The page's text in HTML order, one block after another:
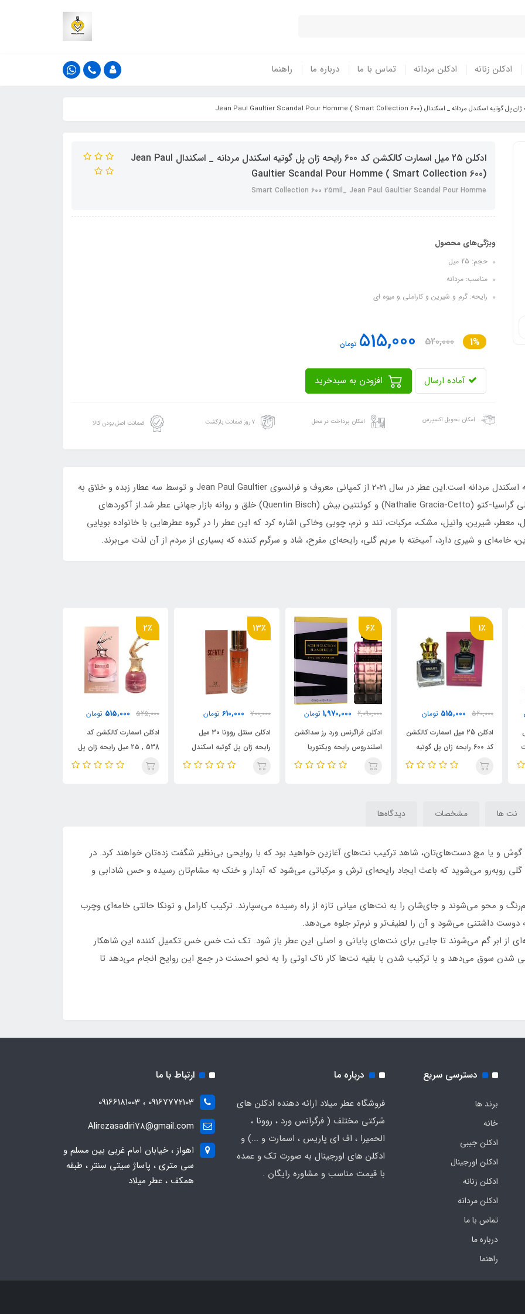
ادکلن زنانه ادکلن مردانه تماس با ما درباره ما راهنما
ادکلن 25 میل اسمارت کالکشن کد 600 رایحه ژان پل گوتیه اسکندل مردانه _ اسکندال Jean Paul
Gaultier Scandal Pour Homme ( Smart Collection 600)
Smart Collection 600 25mil_ Jean Paul Gaultier Scandal Pour Homme
ویژگی‌های محصول
حجم: 25 میل
مناسب: مردانه
رایحه: گرم و شیرین و کاراملی و میوه ای
1%
520,000
515,000 تومان
آماده ارسال
امکان تحویل اکسپرس امکان پرداخت در محل ۷ روز ضمانت بازگشت ضمانت اصل بودن کالا
عطر 25 میل اسمارت کالکشن کد 600 مشابه پل گوتیه اسکندل مردانه است.این عطر در سال 2021 از کمپانی معروف و فرانسوی Jean Paul Gaultier و توسط سه عطار زبده و خلاق به
نام‌های کریستف رینود (Christophe Raynaud)، ناتالی گراسیا-کتو (Nathalie Gracia-Cetto) و کوئنتین بیش (Quentin Bisch) خلق و روانه بازار جهانی عطر شد.از آکورد‌های
معطر، شیرین، وانیل، مشک، مرکبات، تند و نرم، چوبی وخاکی اشاره کرد که این عطر را در گروه عطرهایی با خانواده بویایی
خامه‌ای و شیری دارد، آمیخته با مریم گلی، رایحه‌ای مفرح، شاد و سرگرم کننده که بسیاری از مردم از آن لذت می‌برند.
6٪
2,090,000
1,970,000 تومان
ادکلن فراگرنس ورد رز سداکشن
اسلندروس رایحه ویکتوریا
سکرت اسکندلوس ،
13٪
700,000
610,000 تومان
ادکلن سنتل روونا 30 میل
رایحه ژان پل گوتیه اسکندل
زنانه ،_ اسکندال
2٪
525,000
515,000 تومان
ادکلن اسمارت کالکشن کد
538 , ۲۵ میل رایحه ژان پل
گوتیه اسکندل_ اسکندال
24٪
3,165,000
2,415,000 تومان
ادکلن زنانه الحمبرا مدل سو
کاندید رایحه ژان پل گوتیه سو
اسکندل_ اسکندال ( So
نت ها مشخصات دیدگاه‌ها
گوش و یا مچ دست‌های‌تان، شاهد ترکیب نت‌های آغازین خواهید بود که با روایحی بی‌نظیر شگفت زده‌تان خواهند کرد. در
گلی روبه‌رو می‌شوید که باعث ایجاد رایحه‌ای ترش و مرکباتی می‌شود که آبدار و خنک به مشام‌تان رسیده و حس شادابی و
و محو می‌شوند و جای‌شان را به نت‌های میانی تازه از راه رسیده می‌سپارند. ترکیب کارامل و تونکا حالتی خامه‌ای وچرب
دوست داشتنی می‌شود و آن را لطیف‌تر و نرم‌تر جلوه می‌دهد.
از ابر گم می‌شوند تا جایی برای نت‌های پایانی و اصلی این عطر باز شود. تک نت خس خس تکمیل کننده این شاهکار
شدن سوق می‌دهد و با ترکیب شدن با بقیه نت‌ها کار ناک اوتی را به نحو احسنت در جمع این روایح انجام می‌دهد تا
دسترسی سریع
برند ها
خانه
ادکلن جیبی
ادکلن اورجینال
ادکلن زنانه
ادکلن مردانه
تماس با ما
درباره ما
راهنما
درباره ما
فروشگاه عطر میلاد ارائه دهنده ادکلن های
شرکتی مختلف ( فرگرانس ورد ، روونا ،
الحمیرا ، اف ای پاریس ، اسمارت و ...) و
ادکلن های اورجینال به صورت تک و عمده
با قیمت مناسب و مشاوره رایگان .
ارتباط با ما
09167772103 ، 09166181003
Alirezasadiri78@gmail.com
اهواز ، خیابان امام غربی بین مسلم و
سی متری ، پاساژ سیتی سنتر ، طبقه
همکف ، عطر میلاد